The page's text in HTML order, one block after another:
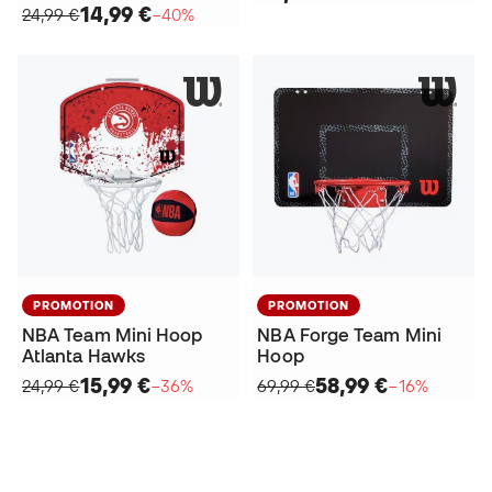
24,99 €14,99 €−40%
PROMOTION
NBA Team Mini Hoop
Atlanta Hawks
24,99 €15,99 €−36%
PROMOTION
NBA Forge Team Mini
Hoop
69,99 €58,99 €−16%